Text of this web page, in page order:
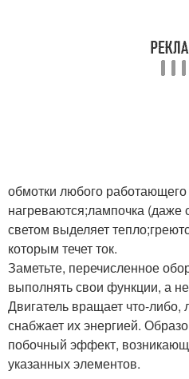
обмотки любого работающего
нагреваются;лампочка (даже
светом выделяет
которым течет ток.
Заметьте, перечисленное
выполнять свои функции, а
Двигатель вращает что-либо,
снабжает их энергией.
побочный эффект,
указанных элементов.